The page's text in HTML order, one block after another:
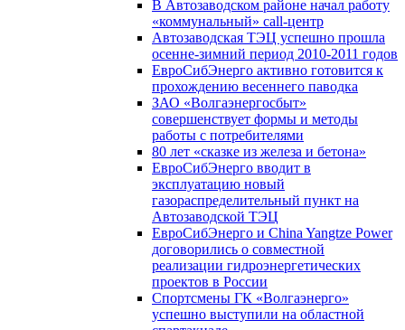
В Автозаводском районе начал работу
«коммунальный» call-центр
Автозаводская ТЭЦ успешно прошла
осенне-зимний период 2010-2011 годов
ЕвроСибЭнерго активно готовится к
прохождению весеннего паводка
ЗАО «Волгаэнергосбыт»
совершенствует формы и методы
работы с потребителями
80 лет «сказке из железа и бетона»
ЕвроСибЭнерго вводит в
эксплуатацию новый
газораспределительный пункт на
Автозаводской ТЭЦ
ЕвроСибЭнерго и China Yangtze Power
договорились о совместной
реализации гидроэнергетических
проектов в России
Спортсмены ГК «Волгаэнерго»
успешно выступили на областной